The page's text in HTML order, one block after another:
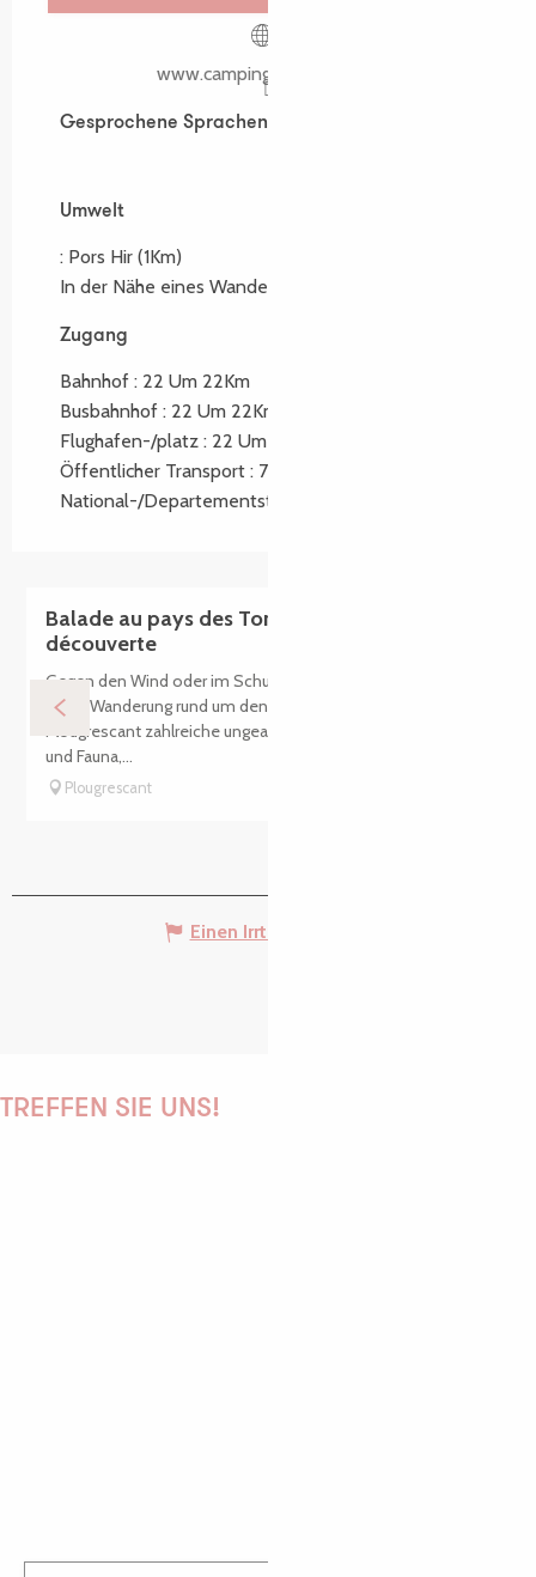
www.camping-gouffre.com
Gesprochene Sprachen
Gesprochene Sprachen
Umwelt
Umwelt
: Pors Hir (1Km)
In der Nähe eines Wanderwegs :
Zugang
Zugang
Bahnhof : 22 Um 22Km
Busbahnhof : 22 Um 22Km
Flughafen-/platz : 22 Um 22Km
Öffentlicher Transport : 7 Um 7Km
National-/Departementstraße : 15 Um 15Km
Balade au pays des Tors - Sentier de
découverte
Gegen den Wind oder im Schutz der Hohlwege behandelt
diese Wanderung rund um den Ort des Abgrunds von
Plougrescant zahlreiche ungeahnte Aspekte: Geologie, Flora
und Fauna,...
Plougrescant
Einen Irrtum angeben
TREFFEN SIE UNS!